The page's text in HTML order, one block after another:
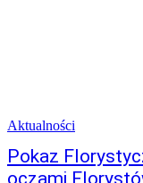
Aktualności
Pokaz
oczami